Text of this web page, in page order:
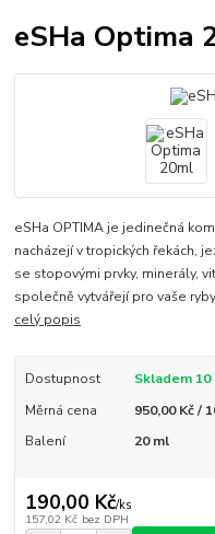
eSHa Optima
eSHa OPTIMA je jedinečná
nacházejí v tropických řekách,
se stopovými prvky, minerály,
společně vytvářejí pro vaše
celý popis
Dostupnost
Skladem
Měrná cena
950,00 Kč /
Balení
20 ml
190,00 Kč/ks
157,02 Kč bez DPH